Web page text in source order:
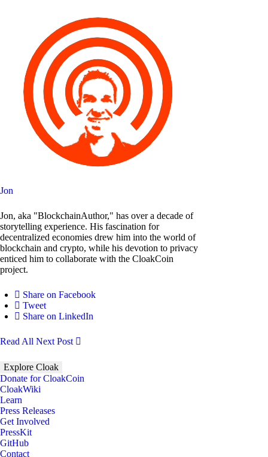
Jon
Jon, aka "BlockchainAuthor," has over a decade of
storytelling experience. His fascination for
decentralized economies drew him into the world of
blockchain and crypto, while his devotion to privacy
enticed him to collaborate with the CloakCoin
project.
Share on Facebook
Tweet
Share on LinkedIn
Read All Next Post
Explore Cloak
Donate for CloakCoin
CloakWiki
Learn
Press Releases
Get Involved
PressKit
GitHub
Contact